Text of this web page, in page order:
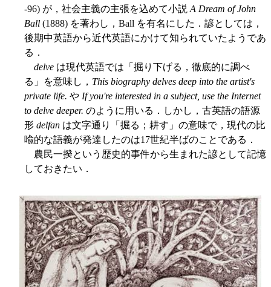
-96) が，社会主義の主張を込めて小説 A Dream of John
Ball (1888) を著わし，Ball を有名にした．諺としては，
後期中英語から近代英語にかけて知られていたようであ
る．
delve は現代英語では「掘り下げる，徹底的に調べ
る」を意味し， This biography delves deep into the artist's
private life. や If you're interested in a subject, use the Internet
to delve deeper. のように用いる．しかし，古英語の語源
形 delfan は文字通り「掘る；耕す」の意味で，現代の比
喩的な語義が発達したのは17世紀半ばのことである．
農民一揆という歴史的事件から生まれた諺として記憶
しておきたい．